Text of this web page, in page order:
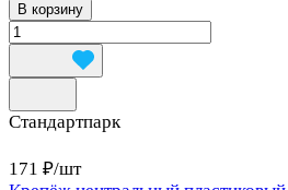
В корзину
Стандартпарк
171 ₽/шт